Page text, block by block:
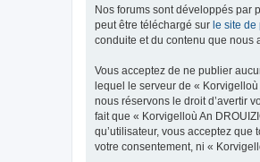
Nos forums sont développés par
peut être téléchargé sur le site de
conduite et du contenu que nous
Vous acceptez de ne publier
lequel le serveur de «
nous réservons le droit d’avertir
fait que « Korvigelloù An
qu’utilisateur, vous acceptez
votre consentement, ni «